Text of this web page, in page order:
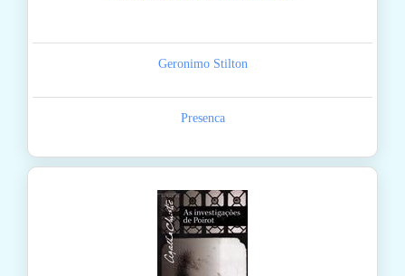
Geronimo Stilton
Presenca